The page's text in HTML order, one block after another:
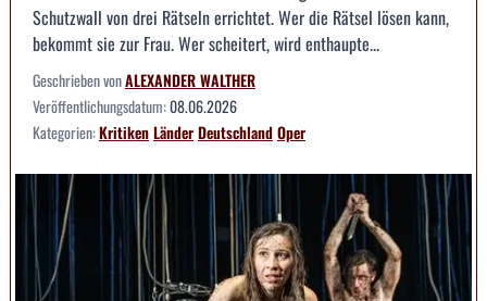
Schutzwall von drei Rätseln errichtet. Wer die Rätsel lösen kann,
bekommt sie zur Frau. Wer scheitert, wird enthaupte...
Geschrieben vonALEXANDER WALTHER
Veröffentlichungsdatum:08.06.2026
Kategorien:KritikenLänderDeutschlandOper